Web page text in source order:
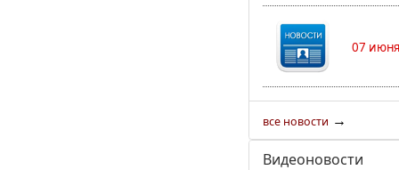
07
все новости →
Видеоновости